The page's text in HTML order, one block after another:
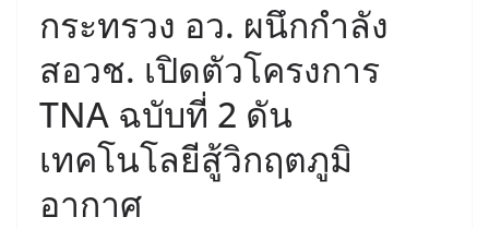
กระทรวง อว. ผนึกกำลัง
สอวช. เปิดตัวโครงการ
TNA ฉบับที่ 2 ดัน
เทคโนโลยีสู้วิกฤตภูมิ
อากาศ